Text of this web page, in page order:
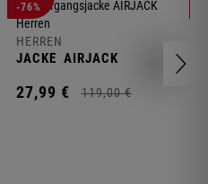
-76%
HERREN
JACKE AIRJACK
27,99 € 119,00 €